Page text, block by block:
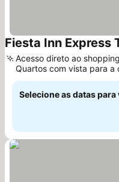
Fiesta Inn Express
Acesso direto ao
Quartos com vista para a
montanha
Selecione as datas